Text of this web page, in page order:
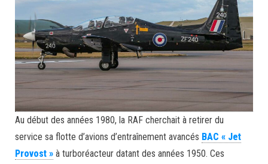
Au début des années 1980, la RAF cherchait à retirer du
service sa flotte d’avions d’entraînement avancés BAC « Jet
Provost » à turboréacteur datant des années 1950. Ces